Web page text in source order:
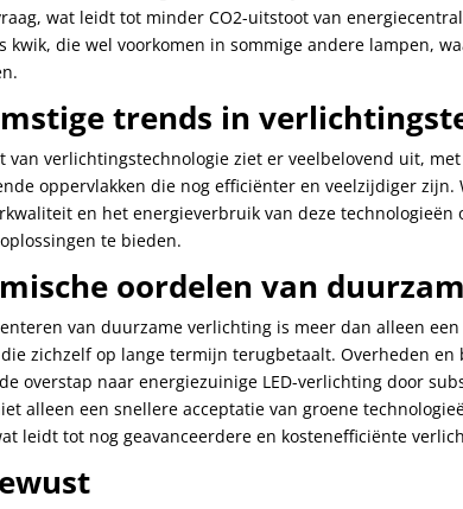
wat leidt tot minder CO2-uitstoot van
kwik, die wel voorkomen in sommige andere lampen,
trends in
van verlichtingstechnologie ziet er veelbelovend uit, met
oppervlakken die nog efficiënter en veelzijdiger
en het energieverbruik van deze
te bieden.
oordelen van
van duurzame verlichting is meer dan alleen
zichzelf op lange termijn terugbetaalt. Overheden
overstap naar energiezuinige LED-verlichting door
alleen een snellere acceptatie van groene
leidt tot nog geavanceerdere en kostenefficiënte